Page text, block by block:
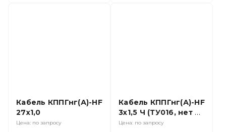
Кабель КППГнг(А)-HF
27х1,0
Цена: по запросу
Кабель КППГнг(А)-HF
3х1,5 Ч (ТУ016, нет в
ГОСТ);
Цена: по запросу